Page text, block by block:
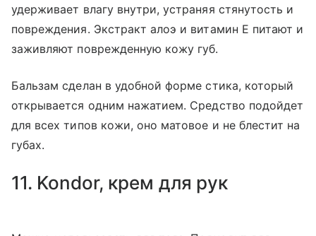
удерживает влагу внутри, устраняя стянутость и
повреждения. Экстракт алоэ и витамин Е питают и
заживляют поврежденную кожу губ.
Бальзам сделан в удобной форме стика, который
открывается одним нажатием. Средство подойдет
для всех типов кожи, оно матовое и не блестит на
губах.
11. Kondor, крем для рук